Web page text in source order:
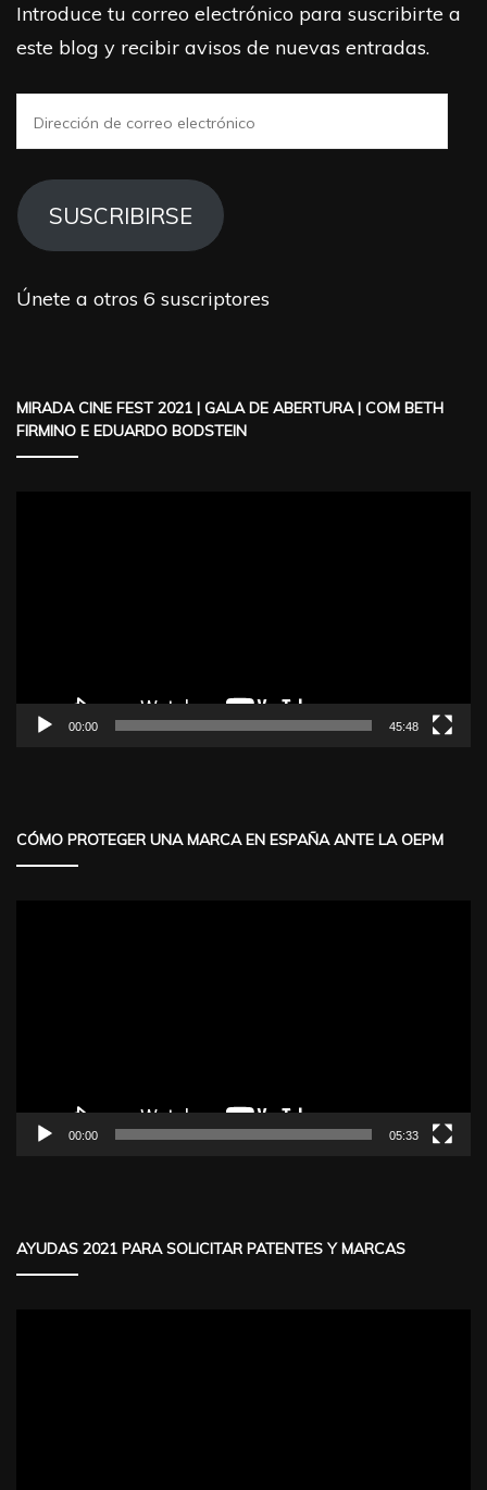
Introduce tu correo electrónico para suscribirte a
este blog y recibir avisos de nuevas entradas.
de
correo
electrónico
SUSCRIBIRSE
Únete a otros 6 suscriptores
MIRADA CINE FEST 2021 | GALA DE ABERTURA | COM BETH
FIRMINO E EDUARDO BODSTEIN
00:00 45:48
CÓMO PROTEGER UNA MARCA EN ESPAÑA ANTE LA OEPM
00:00 05:33
AYUDAS 2021 PARA SOLICITAR PATENTES Y MARCAS